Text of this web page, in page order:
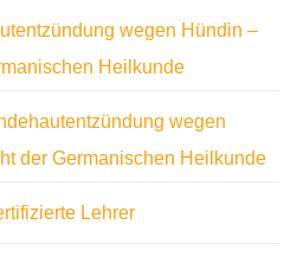
wegen Hündin –
Heilkunde
wegen
der Germanischen Heilkunde
Lehrer